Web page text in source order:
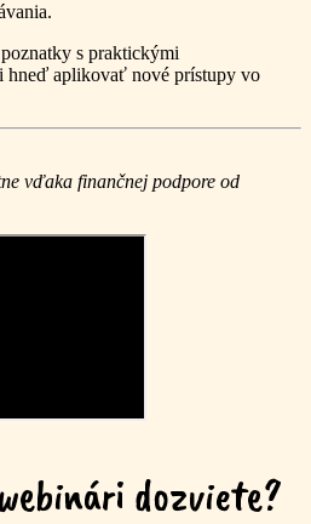
s praktickými
hneď aplikovať nové prístupy vo
vďaka finančnej podpore od
dozviete?